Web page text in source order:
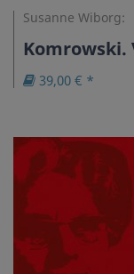
Susanne Wiborg:
Komrowski.
39,00 € *